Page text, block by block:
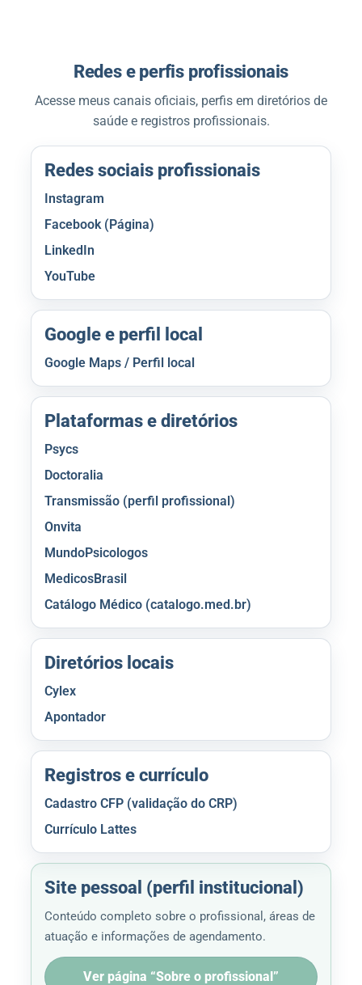
Redes e perfis profissionais
Acesse meus canais oficiais, perfis em diretórios de
saúde e registros profissionais.
Redes sociais profissionais
Instagram
Facebook (Página)
LinkedIn
YouTube
Google e perfil local
Google Maps / Perfil local
Plataformas e diretórios
Psycs
Doctoralia
Transmissão (perfil profissional)
Onvita
MundoPsicologos
MedicosBrasil
Catálogo Médico (catalogo.med.br)
Diretórios locais
Cylex
Apontador
Registros e currículo
Cadastro CFP (validação do CRP)
Currículo Lattes
Site pessoal (perfil institucional)
Conteúdo completo sobre o profissional, áreas de
atuação e informações de agendamento.
Ver página “Sobre o profissional”